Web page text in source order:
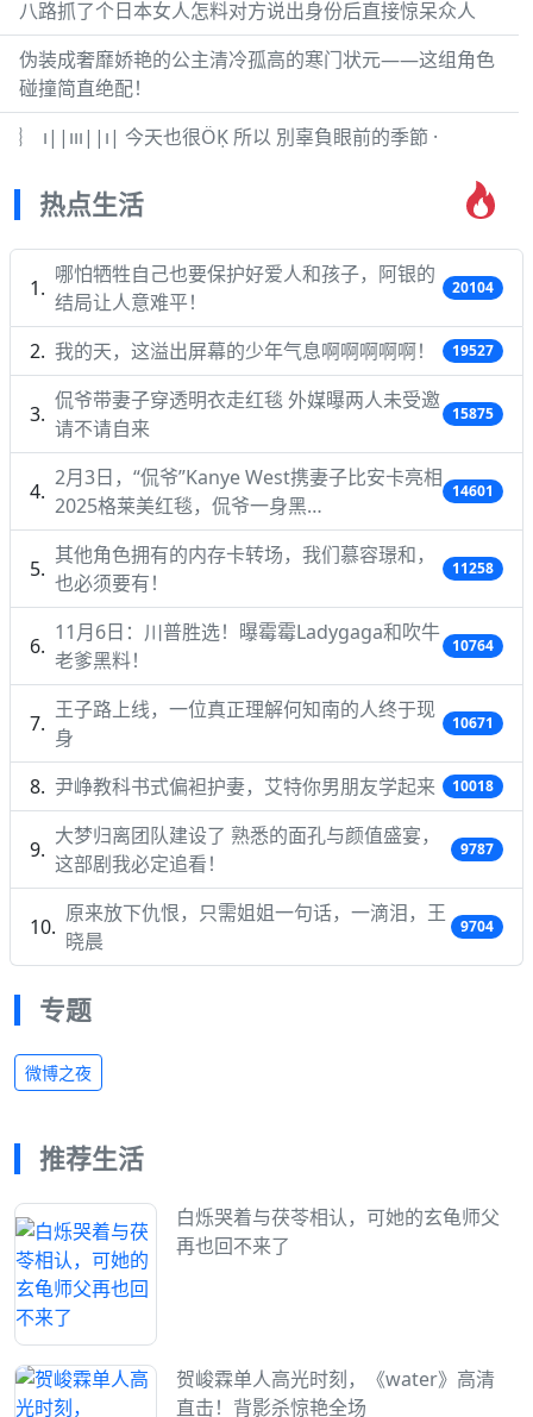
八路抓了个日本女人怎料对方说出身份后直接惊呆众人
伪装成奢靡娇艳的公主清冷孤高的寒门状元——这组角色
碰撞简直绝配！
︴ ı||ııı||ı| 今天也很ÖḲ 所以 別辜負眼前的季節 ·
热点生活
哪怕牺牲自己也要保护好爱人和孩子，阿银的
结局让人意难平！
20104
我的天，这溢出屏幕的少年气息啊啊啊啊啊！ 19527
侃爷带妻子穿透明衣走红毯 外媒曝两人未受邀
请不请自来
15875
2月3日，“侃爷”Kanye West携妻子比安卡亮相
2025格莱美红毯，侃爷一身黑…
14601
其他角色拥有的内存卡转场，我们慕容璟和，
也必须要有！
11258
11月6日：川普胜选！曝霉霉Ladygaga和吹牛
老爹黑料！
10764
王子路上线，一位真正理解何知南的人终于现
身
10671
尹峥教科书式偏袒护妻，艾特你男朋友学起来 10018
大梦归离团队建设了 熟悉的面孔与颜值盛宴，
这部剧我必定追看！
9787
原来放下仇恨，只需姐姐一句话，一滴泪，王
晓晨
9704
专题
微博之夜
推荐生活
白烁哭着与茯苓相认，可她的玄龟师父
再也回不来了
贺峻霖单人高光时刻，《water》高清
直击！背影杀惊艳全场